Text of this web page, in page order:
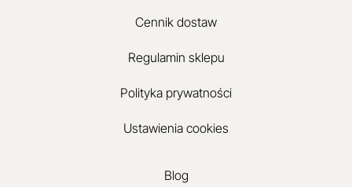
Cennik dostaw
Regulamin sklepu
Polityka prywatności
Ustawienia cookies
Blog